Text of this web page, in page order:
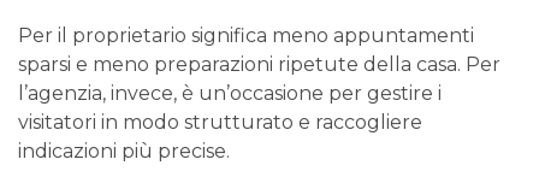
Per il proprietario significa meno appuntamenti
sparsi e meno preparazioni ripetute della casa. Per
l’agenzia, invece, è un’occasione per gestire i
visitatori in modo strutturato e raccogliere
indicazioni più precise.